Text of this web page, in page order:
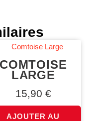
COMTOISE
LARGE
15,90 €
AJOUTER AU